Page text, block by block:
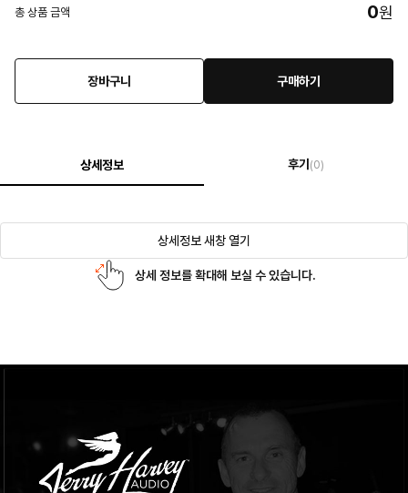
총 상품 금액 0원
장바구니 구매하기
상세정보 후기 (0)
상세정보 새창 열기
상세 정보를 확대해 보실 수 있습니다.